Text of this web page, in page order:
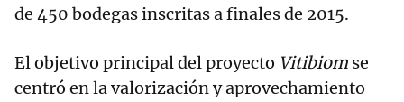
de 450 bodegas inscritas a finales de 2015.
El objetivo principal del proyecto Vitibiom se
centró en la valorización y aprovechamiento